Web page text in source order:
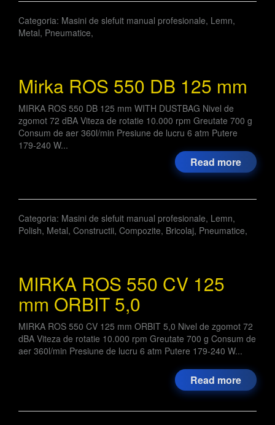
Categoria: Masini de slefuit manual profesionale, Lemn,
Metal, Pneumatice,
Mirka ROS 550 DB 125 mm
MIRKA ROS 550 DB 125 mm WITH DUSTBAG Nivel de
zgomot 72 dBA Viteza de rotatie 10.000 rpm Greutate 700 g
Consum de aer 360l/min Presiune de lucru 6 atm Putere
179-240 W...
Read more
Categoria: Masini de slefuit manual profesionale, Lemn,
Polish, Metal, Constructii, Compozite, Bricolaj, Pneumatice,
MIRKA ROS 550 CV 125
mm ORBIT 5,0
MIRKA ROS 550 CV 125 mm ORBIT 5,0 Nivel de zgomot 72
dBA Viteza de rotatie 10.000 rpm Greutate 700 g Consum de
aer 360l/min Presiune de lucru 6 atm Putere 179-240 W...
Read more